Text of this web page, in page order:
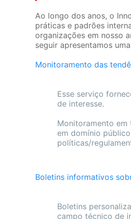
Ao longo dos anos, o
práticas e padrões
organizações em nosso
seguir apresentamos
Monitoramento das
Esse serviço
de interesse.
Monitoramento
em domínio
políticas/
Boletins informativos
Boletins
campo técnico de